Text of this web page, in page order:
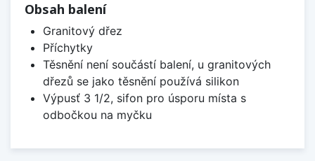
Obsah balení
Granitový dřez
Příchytky
Těsnění není součástí balení, u granitových
dřezů se jako těsnění používá silikon
Výpusť 3 1/2, sifon pro úsporu místa s
odbočkou na myčku